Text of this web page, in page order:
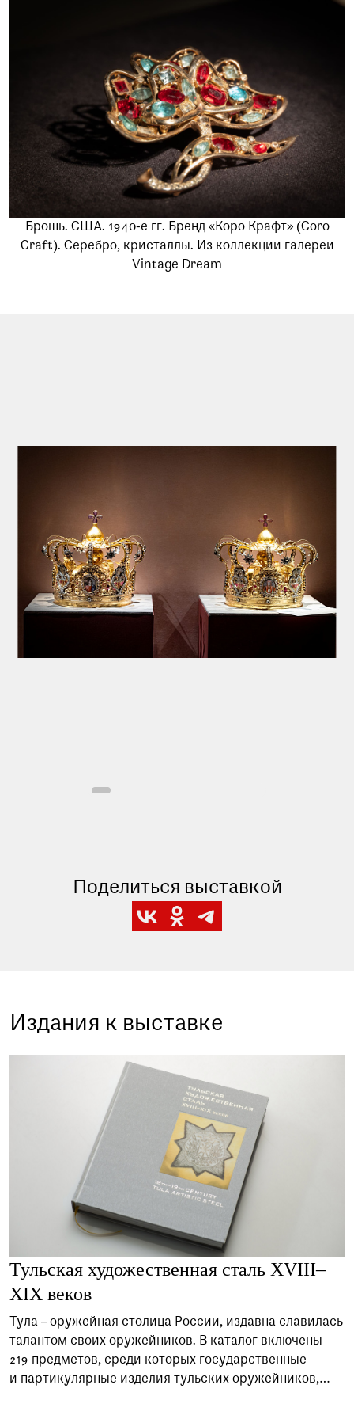
Брошь. США. 1940-е гг. Бренд «Коро Крафт» (Coro
Craft). Серебро, кристаллы. Из коллекции галереи
Vintage Dream
Поделиться выставкой
Издания к выставке
Тульская художественная сталь XVIII–
XIX веков
Тула – оружейная столица России, издавна славилась
талантом своих оружейников. В каталог включены
219 предметов, среди которых государственные
и партикулярные изделия тульских оружейников,